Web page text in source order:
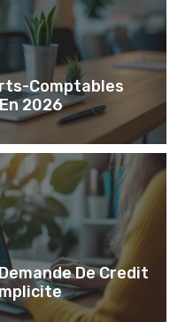
Comptables
2026
De Credit